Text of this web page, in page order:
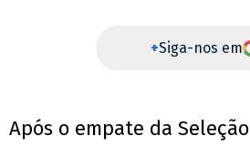
+Siga-nos em
Após o empate da